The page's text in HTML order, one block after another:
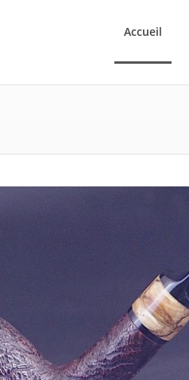
Accueil